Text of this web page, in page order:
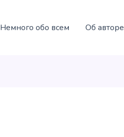
Немного обо всем Об авторе